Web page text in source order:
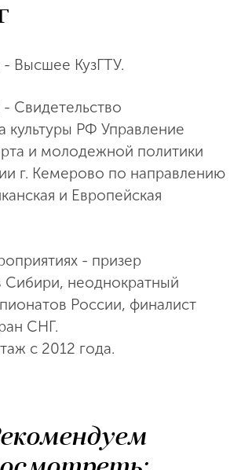
Высшее КузГТУ.
Свидетельство
культуры РФ Управление
и молодежной политики
г. Кемерово по направлению
и Европейская
- призер
неоднократный
России, финалист
СНГ.
с 2012 года.